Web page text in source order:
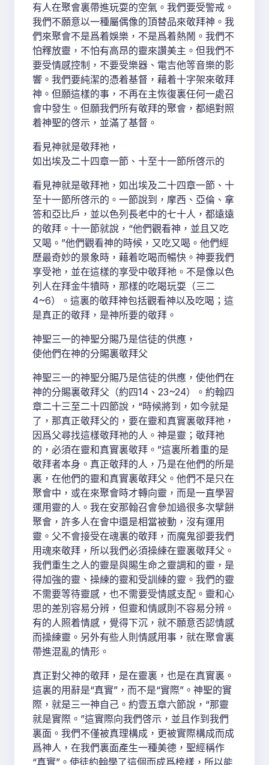
有人在聚會裏帶進玩耍的空氣。我們要受警戒。
我們不願意以一種屬偶像的頂替品來敬拜神。我
們來聚會不是爲着娛樂，不是爲着熱鬧。我們不
怕釋放靈，不怕有高昂的靈來讚美主。但我們不
要受情感控制，不要受樂器、電吉他等音樂的影
響。我們要純潔的憑着基督，藉着十字架來敬拜
神。但願這樣的事，不再在主恢復裏任何一處召
會中發生。但願我們所有敬拜的聚會，都絕對照
着神聖的啓示，並滿了基督。
看見神就是敬拜祂，
如出埃及二十四章一節、十至十一節所啓示的
看見神就是敬拜祂，如出埃及二十四章一節、十
至十一節所啓示的。一節說到，摩西、亞倫、拿
答和亞比戶，並以色列長老中的七十人，都遠遠
的敬拜。十一節就說，“他們觀看神，並且又吃
又喝。”他們觀看神的時候，又吃又喝。他們經
歷最奇妙的景象時，藉着吃喝而暢快。神要我們
享受祂，並在這樣的享受中敬拜祂。不是像以色
列人在拜金牛犢時，那樣的吃喝玩耍（三二
4~6）。這裏的敬拜神包括觀看神以及吃喝；這
是真正的敬拜，是神所要的敬拜。
神聖三一的神聖分賜乃是信徒的供應，
使他們在神的分賜裏敬拜父
神聖三一的神聖分賜乃是信徒的供應，使他們在
神的分賜裏敬拜父（約四14、23~24）。約翰四
章二十三至二十四節說，“時候將到，如今就是
了，那真正敬拜父的，要在靈和真實裏敬拜祂，
因爲父尋找這樣敬拜祂的人。神是靈；敬拜祂
的，必須在靈和真實裏敬拜。”這裏所着重的是
敬拜者本身。真正敬拜的人，乃是在他們的所是
裏，在他們的靈和真實裏敬拜父。他們不是只在
聚會中，或在來聚會時才轉向靈，而是一直學習
運用靈的人。我在安那翰召會參加過很多次擘餅
聚會，許多人在會中還是相當被動，沒有運用
靈。父不會接受在魂裏的敬拜，而魔鬼卻要我們
用魂來敬拜，所以我們必須操練在靈裏敬拜父。
我們重生之人的靈是與賜生命之靈調和的靈，是
得加強的靈、操練的靈和受訓練的靈。我們的靈
不需要等待靈感，也不需要受情感支配。靈和心
思的差別容易分辨，但靈和情感則不容易分辨。
有的人照着情感，覺得下沉，就不願意否認情感
而操練靈。另外有些人則情感用事，就在聚會裏
帶進混亂的情形。
真正對父神的敬拜，是在靈裏，也是在真實裏。
這裏的用辭是“真實”，而不是“實際”。神聖的實
際，就是三一神自己。約壹五章六節說，“那靈
就是實際。”這實際向我們啓示，並且作到我們
裏面。我們不僅被真理構成，更被實際構成而成
爲神人，在我們裏面產生一種美德，聖經稱作
“真實”。使徒約翰學了這個而成爲榜樣，所以能